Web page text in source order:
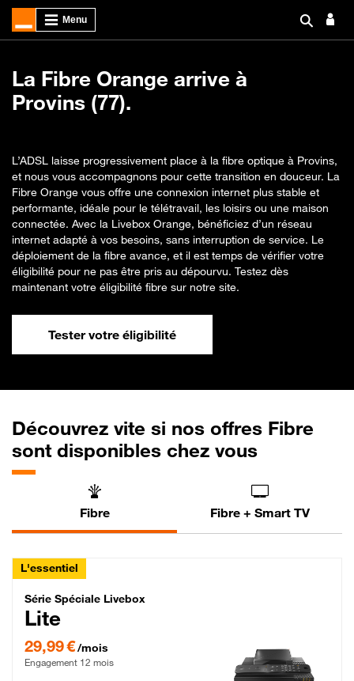
La Fibre Orange arrive à
Provins (77).
L’ADSL laisse progressivement place à la fibre optique à Provins,
et nous vous accompagnons pour cette transition en douceur. La
Fibre Orange vous offre une connexion internet plus stable et
performante, idéale pour le télétravail, les loisirs ou une maison
connectée. Avec la Livebox Orange, bénéficiez d’un réseau
internet adapté à vos besoins, sans interruption de service. Le
déploiement de la fibre avance, et il est temps de vérifier votre
éligibilité pour ne pas être pris au dépourvu. Testez dès
maintenant votre éligibilité fibre sur notre site.
Tester votre éligibilité
Découvrez vite si nos offres Fibre
sont disponibles chez vous
Fibre Fibre + Smart TV
L'essentiel
Série Spéciale Livebox Lite Fibre
Série Spéciale Livebox
Lite
29,99 €/mois
Engagement 12 mois